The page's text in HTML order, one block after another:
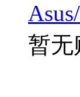
暂无